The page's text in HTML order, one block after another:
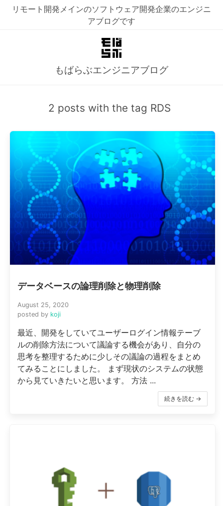
リモート開発メインのソフトウェア開発企業のエンジニ
アブログです
もばらぶエンジニアブログ
2 posts with the tag RDS
データベースの論理削除と物理削除
August 25, 2020
posted by koji
最近、開発をしていてユーザーログイン情報テーブ
ルの削除方法について議論する機会があり、自分の
思考を整理するために少しその議論の過程をまとめ
てみることにしました。 まず現状のシステムの状態
から見ていきたいと思います。 方法 ...
続きを読む →